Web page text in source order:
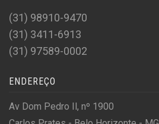
(31) 98910-9470
(31) 3411-6913
(31) 97589-0002
ENDEREÇO
Av Dom Pedro Il, nº 1900